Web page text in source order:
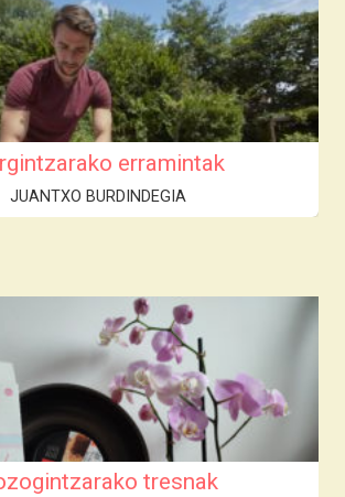
erramintak
JUANTXO BURDINDEGIA
tresnak